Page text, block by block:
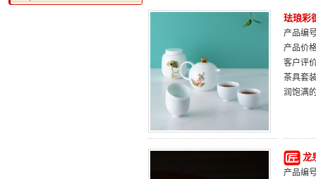
珐琅彩
产品编
产品价
客户评
茶具套
润饱满
龙
产品编